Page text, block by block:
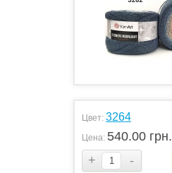
Цвет: 3264
Цена: 540.00 грн.
+
-